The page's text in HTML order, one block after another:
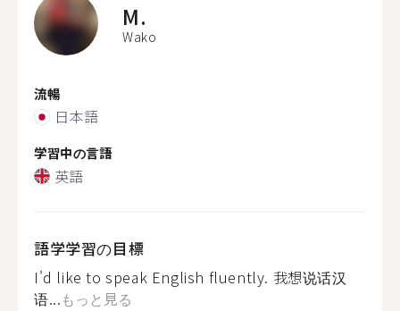
M.
Wako
流暢
日本語
学習中の言語
英語
語学学習の目標
I'd like to speak English fluently. 我想说话汉
语...もっと見る